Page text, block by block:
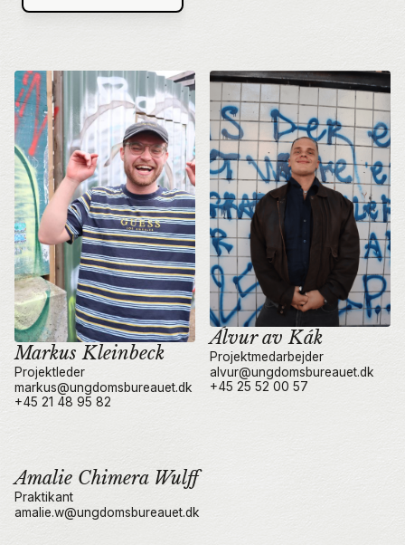
Markus Kleinbeck
Projektleder
markus@ungdomsbureauet.dk
+45 21 48 95 82
Álvur av Kák
Projektmedarbejder
alvur@ungdomsbureauet.dk
+45 25 52 00 57
Amalie Chimera Wulff
Praktikant
amalie.w@ungdomsbureauet.dk